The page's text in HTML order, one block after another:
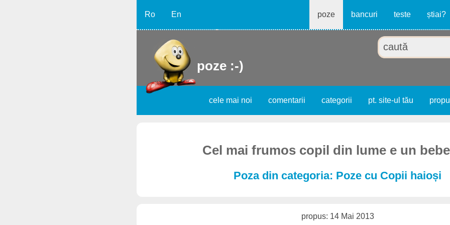
Ro En poze bancuri teste știai?
poze :-)
cele mai noi comentarii categorii pt. site-ul tău
Cel mai frumos copil din lume e un
Poza din categoria: Poze cu Copii haioși
propus: 14 Mai 2013